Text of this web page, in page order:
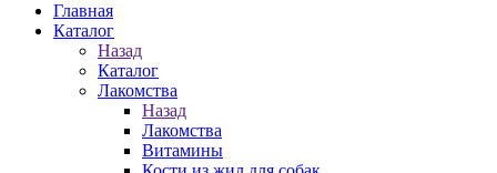
Главная
Каталог
Назад
Каталог
Лакомства
Назад
Лакомства
Витамины